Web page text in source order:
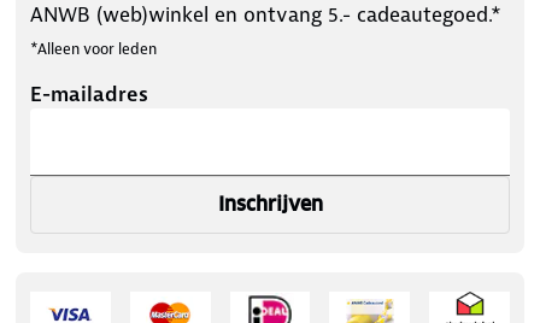
ANWB (web)winkel en ontvang 5.- cadeautegoed.*
*Alleen voor leden
E-mailadres
Inschrijven